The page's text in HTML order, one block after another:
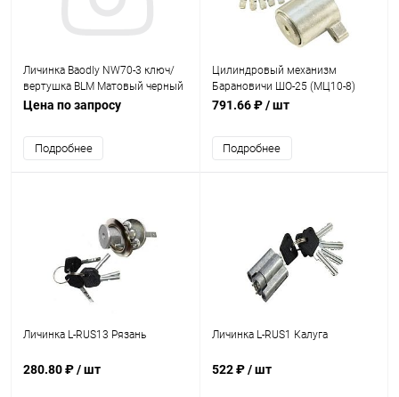
Личинка Baodly NW70-3 ключ/
вертушка BLM Матовый черный
Цена по запросу
Подробнее
Цилиндровый механизм
Барановичи ШО-25 (МЦ10-8)
791.66 ₽/ шт
Подробнее
Личинка L-RUS13 Рязань
280.80 ₽/ шт
Личинка L-RUS1 Калуга
522 ₽/ шт